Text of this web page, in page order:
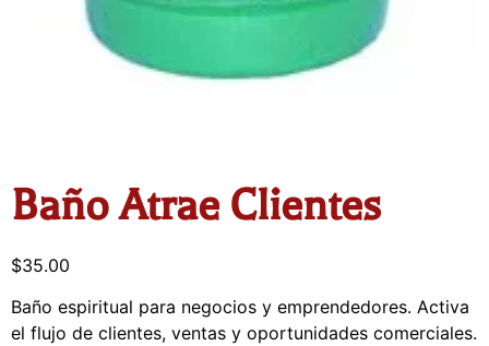
Baño Atrae Clientes
$35.00
Baño espiritual para negocios y emprendedores. Activa
el flujo de clientes, ventas y oportunidades comerciales.